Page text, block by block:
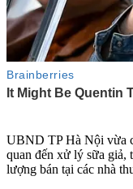
UBND TP Hà Nội vừa
quan đến xử lý sữa giả,
lượng bán tại các nhà